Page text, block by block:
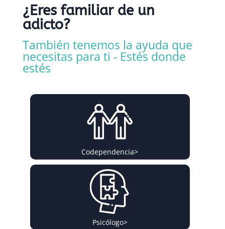
¿Eres familiar de un
adicto?
También tenemos la ayuda que
necesitas para ti - Estés donde
estés
Codependencia>
Psicólogo>